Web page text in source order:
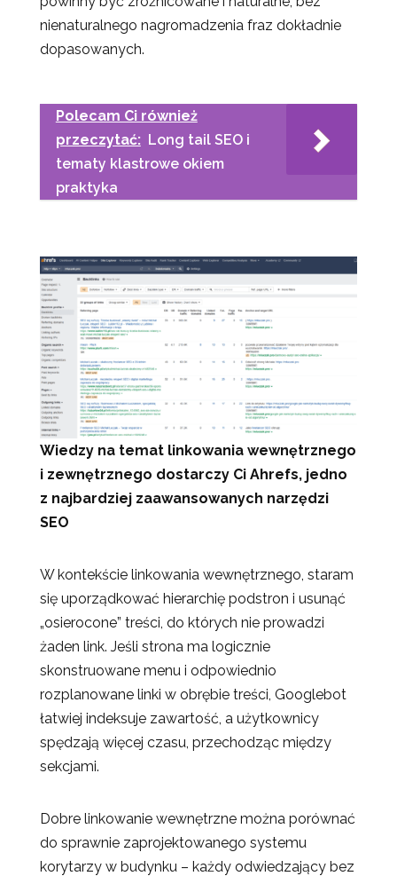
nienaturalnego nagromadzenia fraz dokładnie
dopasowanych.
Polecam Ci również
przeczytać: Long tail SEO i
tematy klastrowe okiem
praktyka
Wiedzy na temat linkowania wewnętrznego
i zewnętrznego dostarczy Ci Ahrefs, jedno
z najbardziej zaawansowanych narzędzi
SEO
W kontekście linkowania wewnętrznego, staram
się uporządkować hierarchię podstron i usunąć
„osierocone” treści, do których nie prowadzi
żaden link. Jeśli strona ma logicznie
skonstruowane menu i odpowiednio
rozplanowane linki w obrębie treści, Googlebot
łatwiej indeksuje zawartość, a użytkownicy
spędzają więcej czasu, przechodząc między
sekcjami.
Dobre linkowanie wewnętrzne można porównać
do sprawnie zaprojektowanego systemu
korytarzy w budynku – każdy odwiedzający bez